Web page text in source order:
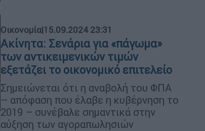
Οικονομία|15.09.2024 23:31
Ακίνητα: Σενάρια για «πάγωμα»
των αντικειμενικών τιμών
εξετάζει το οικονομικό επιτελείο
Σημειώνεται ότι η αναβολή του ΦΠΑ
– απόφαση που έλαβε η κυβέρνηση το
2019 – συνέβαλε σημαντικά στην
αύξηση των αγοραπωλησιών